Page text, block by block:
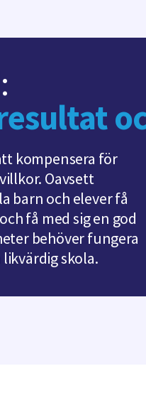
kompensera för
Oavsett
barn och elever få
få med sig en god
behöver fungera
skola.